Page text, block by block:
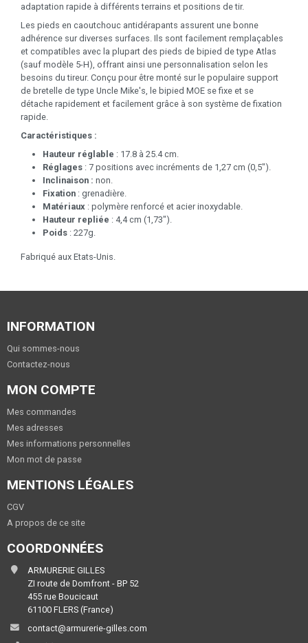
adaptation rapide à différents terrains et positions de tir.
Les pieds en caoutchouc antidérapants assurent une bonne
adhérence sur diverses surfaces. Ils sont facilement remplaçables
et compatibles avec la plupart des pieds de bipied de type Atlas
(sauf modèle 5-H), offrant ainsi une personnalisation selon les
besoins du tireur. Conçu pour être monté sur le populaire support
de bretelle de type Uncle Mike's, le bipied MOE se fixe et se
détache rapidement et facilement grâce à son système de fixation
rapide.
Caractéristiques :
Hauteur réglable : 17.8 à 25.4 cm.
Réglages : 7 positions avec incréments de 1,27 cm (0,5").
Inclinaison : non.
Fixation : grenadière.
Matériaux : polymère renforcé et acier inoxydable.
Hauteur repliée : 4,4 cm (1,73").
Poids : 227g.
Fabriqué aux Etats-Unis.
INFORMATION
Qui sommes-nous
Contactez-nous
MON COMPTE
Mes commandes
Mes adresses
Mes informations personnelles
Mon mot de passe
MENTIONS LÉGALES
CGV
A propos de ce site
COORDONNÉES
ARMURERIE GILLES
ZI route de Domfront - BP 52
455 rue Boucicaut
61100 FLERS (France)
contact@armurerie-gilles.com